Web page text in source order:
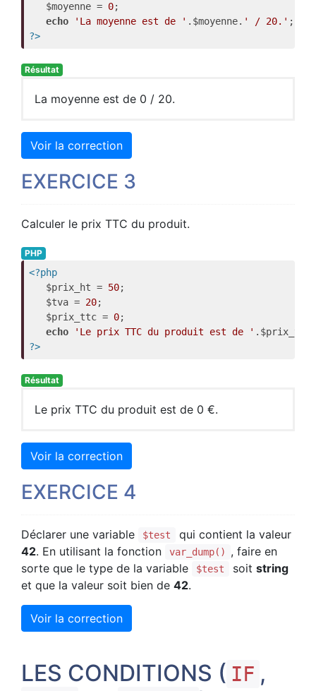
   $moyenne =
0;
echo
'La moyenne est de ' .$moyenne. ' / 20.'
?>
Résultat
La moyenne est de 0 / 20.
Voir la correction
EXERCICE 3
Calculer le prix TTC du produit.
PHP
<?php
   $prix_ht =
50;
   $tva =
20;
   $prix_ttc =
0;
echo
'Le prix TTC du produit est de ' .$prix_ttc.
?>
Résultat
Le prix TTC du produit est de 0 €.
Voir la correction
EXERCICE 4
Déclarer une variable $test
qui contient la valeur
42. En utilisant la fonction var_dump()
, faire en
sorte que le type de la variable
$test soit string
et que la valeur soit bien de 42.
Voir la correction
LES CONDITIONS ( IF ,